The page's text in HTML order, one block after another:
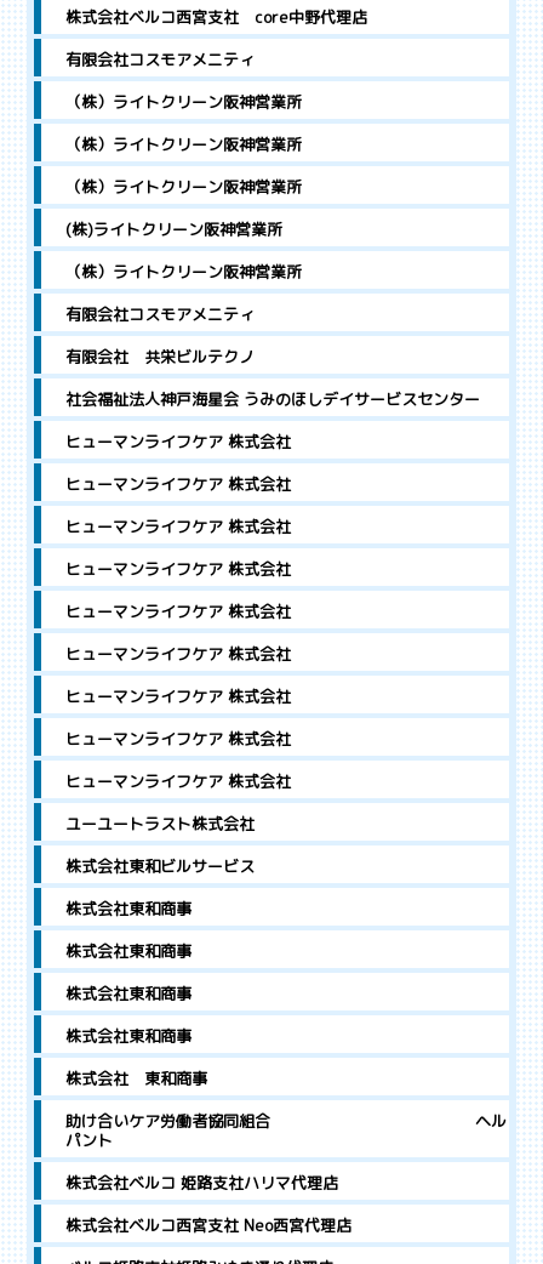
株式会社ベルコ西宮支社 core中野代理店
有限会社コスモアメニティ
（株）ライトクリーン阪神営業所
（株）ライトクリーン阪神営業所
（株）ライトクリーン阪神営業所
(株)ライトクリーン阪神営業所
（株）ライトクリーン阪神営業所
有限会社コスモアメニティ
有限会社 共栄ビルテクノ
社会福祉法人神戸海星会 うみのほしデイサービスセンター
ヒューマンライフケア 株式会社
ヒューマンライフケア 株式会社
ヒューマンライフケア 株式会社
ヒューマンライフケア 株式会社
ヒューマンライフケア 株式会社
ヒューマンライフケア 株式会社
ヒューマンライフケア 株式会社
ヒューマンライフケア 株式会社
ヒューマンライフケア 株式会社
ユーユートラスト株式会社
株式会社東和ビルサービス
株式会社東和商事
株式会社東和商事
株式会社東和商事
株式会社東和商事
株式会社 東和商事
助け合いケア労働者協同組合 ヘル
パント
株式会社ベルコ 姫路支社ハリマ代理店
株式会社ベルコ西宮支社 Neo西宮代理店